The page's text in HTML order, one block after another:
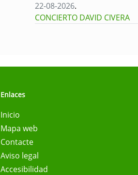
22-08-2026.
CONCIERTO DAVID CIVERA
Enlaces
Inicio
Mapa web
Contacte
Aviso legal
Accesibilidad